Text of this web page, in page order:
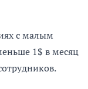
с малым
1$ в месяц